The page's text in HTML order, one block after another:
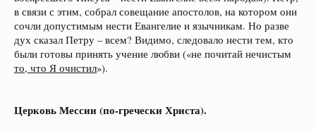
в связи с этим, собрал совещание апостолов, на котором они
сочли допустимым нести Евангелие и язычникам. Но разве
дух сказал Петру – всем? Видимо, следовало нести тем, кто
были готовы принять учение любви («не почитай нечистым
то, что Я очистил»).
Церковь Мессии (по-гречески Христа).